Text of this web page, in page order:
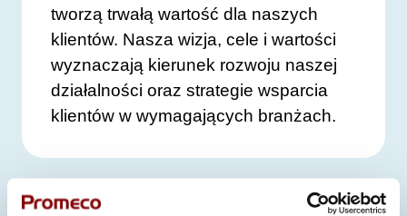
tworzą trwałą wartość dla naszych
klientów. Nasza wizja, cele i wartości
wyznaczają kierunek rozwoju naszej
działalności oraz strategie wsparcia
klientów w wymagających branżach.
NASZE WARTOŚCI